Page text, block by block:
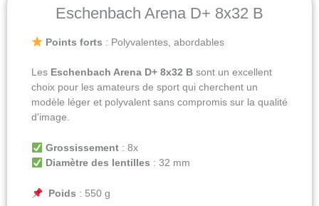
Eschenbach Arena D+ 8x32 B
Points forts : Polyvalentes, abordables
Les Eschenbach Arena D+ 8x32 B sont un excellent
choix pour les amateurs de sport qui cherchent un
modèle léger et polyvalent sans compromis sur la qualité
d'image.
Grossissement: 8x
Diamètre des lentilles : 32 mm
Poids : 550 g